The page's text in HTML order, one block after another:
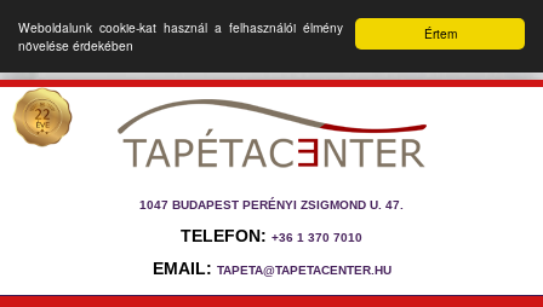
Értem
Weboldalunk cookie-kat használ a felhasználói élmény
növelése érdekében
1047 BUDAPEST PERÉNYI ZSIGMOND U. 47.
TELEFON: +36 1 370 7010
EMAIL: TAPETA@TAPETACENTER.HU